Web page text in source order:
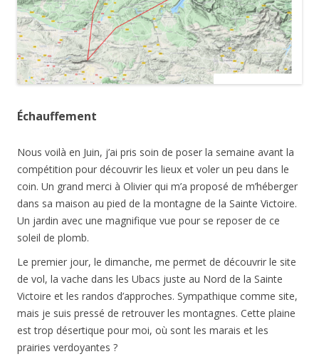
Échauffement
Nous voilà en Juin, j’ai pris soin de poser la semaine avant la
compétition pour découvrir les lieux et voler un peu dans le
coin. Un grand merci à Olivier qui m’a proposé de m’héberger
dans sa maison au pied de la montagne de la Sainte Victoire.
Un jardin avec une magnifique vue pour se reposer de ce
soleil de plomb.
Le premier jour, le dimanche, me permet de découvrir le site
de vol, la vache dans les Ubacs juste au Nord de la Sainte
Victoire et les randos d’approches. Sympathique comme site,
mais je suis pressé de retrouver les montagnes. Cette plaine
est trop désertique pour moi, où sont les marais et les
prairies verdoyantes ?